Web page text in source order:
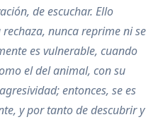
de escuchar. Ello
nunca reprime ni se
es vulnerable, cuando
el del animal, con su
entonces, se es
y por tanto de descubrir y